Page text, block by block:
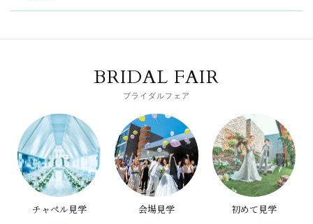
BRIDAL FAIR
ブライダルフェア
チャペル見学 会場見学 初めて見学